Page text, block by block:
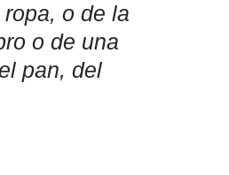
o de la
o de una
pan, del